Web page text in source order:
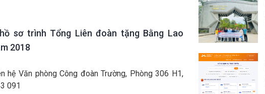
sơ trình Tổng Liên đoàn tặng Bằng Lao
2018
hệ Văn phòng Công đoàn Trường, Phòng 306 H1,
091